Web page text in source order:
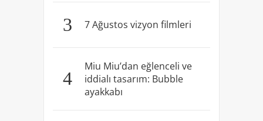
3 7 Ağustos vizyon filmleri
4
Miu Miu’dan eğlenceli ve
iddialı tasarım: Bubble
ayakkabı